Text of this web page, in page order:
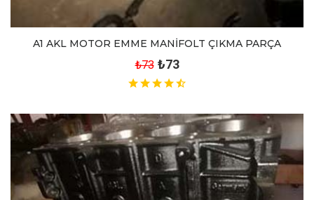
A1 AKL MOTOR EMME MANİFOLT ÇIKMA PARÇA
₺73 ₺73